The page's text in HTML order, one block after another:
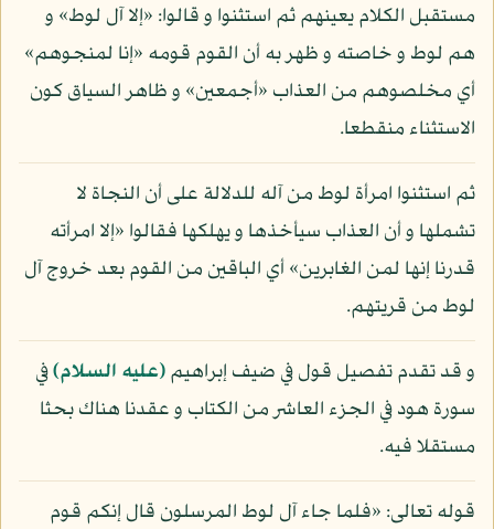
مستقبل الكلام يعينهم ثم استثنوا و قالوا: «إلا آل لوط» و
هم لوط و خاصته و ظهر به أن القوم قومه «إنا لمنجوهم»
أي مخلصوهم من العذاب «أجمعين» و ظاهر السياق كون
الاستثناء منقطعا.
ثم استثنوا امرأة لوط من آله للدلالة على أن النجاة لا
تشملها و أن العذاب سيأخذها و يهلكها فقالوا «إلا امرأته
قدرنا إنها لمن الغابرين» أي الباقين من القوم بعد خروج آل
لوط من قريتهم.
و قد تقدم تفصيل قول في ضيف إبراهيم(عليه السلام)في
سورة هود في الجزء العاشر من الكتاب و عقدنا هناك بحثا
مستقلا فيه.
قوله تعالى: «فلما جاء آل لوط المرسلون قال إنكم قوم